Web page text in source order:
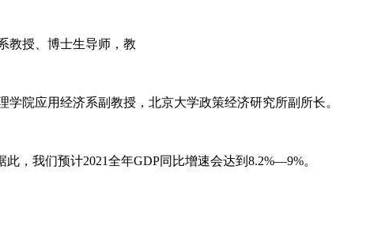
教授、博士生导师，教
学院应用经济系副教授，北京大学政策经济研究所副所长。
，我们预计2021全年GDP同比增速会达到8.2%—9%。